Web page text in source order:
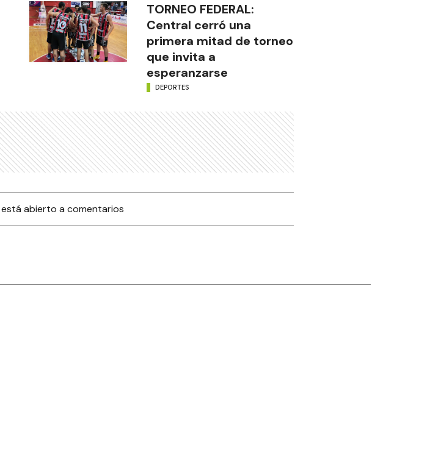
TORNEO FEDERAL:
Central cerró una
primera mitad de torneo
que invita a
esperanzarse
DEPORTES
abierto a comentarios